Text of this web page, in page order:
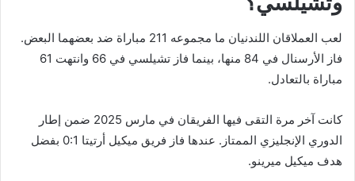
لعب العملاقان اللندنيان ما مجموعه 211 مباراة ضد بعضهما البعض.
فاز الأرسنال في 84 منها، بينما فاز تشيلسي في 66 وانتهت 61
مباراة بالتعادل.
كانت آخر مرة التقى فيها الفريقان في مارس 2025 ضمن إطار
الدوري الإنجليزي الممتاز. عندها فاز فريق ميكيل أرتيتا 0:1 بفضل
هدف ميكيل ميرينو.